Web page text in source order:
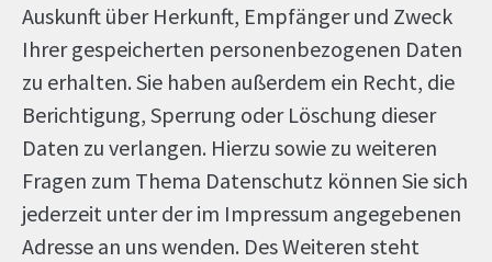
Auskunft über Herkunft, Empfänger und Zweck
Ihrer gespeicherten personenbezogenen Daten
zu erhalten. Sie haben außerdem ein Recht, die
Berichtigung, Sperrung oder Löschung dieser
Daten zu verlangen. Hierzu sowie zu weiteren
Fragen zum Thema Datenschutz können Sie sich
jederzeit unter der im Impressum angegebenen
Adresse an uns wenden. Des Weiteren steht